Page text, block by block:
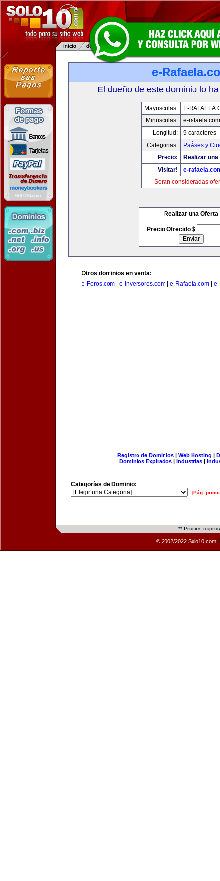
e-
El dueño de este dominio lo
Mayusculas:
E-
Minusculas:
e-rafaela.com
Longitud:
9 caracteres
Categorias:
PaÃ­ses y
Precio:
Realizar
Visitar!
e-
Serán consideradas
Realizar una Oferta
Precio Ofrecido $
Otros dominios en venta:
e-Foros.com
e-Inversores.com e-Rafaela.com e-
Registro de Dominios| Web Hosting |
Dominios Expirados | Industrias |
Categorías de Dominio:
[Pág.
** Precios
© 2002/2022 Solo10.com